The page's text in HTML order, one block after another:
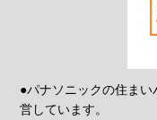
●パナソニックの住ま
営しています。